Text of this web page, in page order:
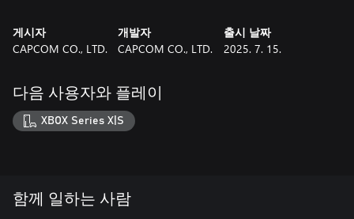
게시자
CAPCOM CO., LTD.
개발자
CAPCOM CO., LTD.
출시 날짜
2025. 7. 15.
다음 사용자와 플레이
XBOX Series X|S
함께 일하는 사람